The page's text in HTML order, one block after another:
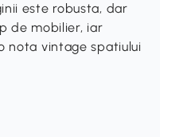
este robusta, dar
de mobilier, iar
nota vintage spatiului